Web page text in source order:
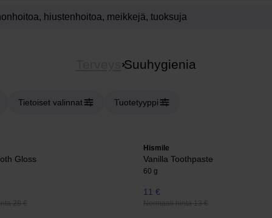
Suuhygienia
Tietoiset valinnat Tuotetyyppi
Gloss
28 €
Hismile
Vanilla Toothpaste
60 g
11 €
Normaali hinta 13 €